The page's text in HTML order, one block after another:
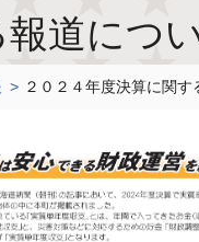
報道につ
２０２４年度決算に関す